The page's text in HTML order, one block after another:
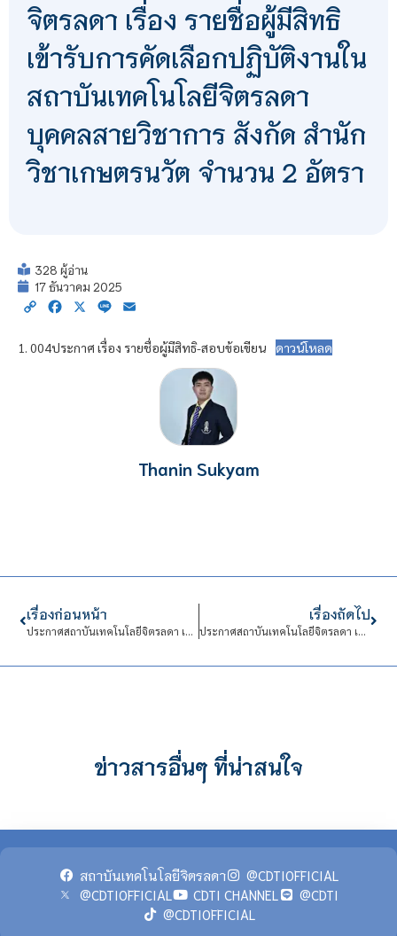
จิตรลดา เรื่อง รายชื่อผู้มีสิทธิ
เข้ารับการคัดเลือกปฏิบัติงานใน
สถาบันเทคโนโลยีจิตรลดา
บุคคลสายวิชาการ สังกัด สำนัก
วิชาเกษตรนวัต จำนวน 2 อัตรา
328 ผู้อ่าน
17 ธันวาคม 2025
Copy Facebook
X Line
1. 004ประกาศ เรื่อง รายชื่อผู้มีสิทธิ-สอบข้อเขียน ดาวน์โหลด
Thanin Sukyam
เรื่องก่อนหน้า
ประกาศสถาบันเทคโนโลยีจิตรลดา เรื่อง รับสมัครบุคคลเข้าปฏิบัติงานในสถาบันเทคโนโลยีจิตรลดา ตำแหน่งครูวิชาชีพ จำนวน 2 อัตรา
เรื่องถัดไป
ประกาศสถาบันเทคโนโลยีจิตรลดา เรื่อง ประกาศไม่มีผู้เข้ารับการประเมิน (สอบข้อเขียน) ในการคัดเลือกปฏิบัติงานในสถาบันเทคโนโลยีจิตรลดา สังกัด ศูนย์นวัตกิจ
ข่าวสารอื่นๆ ที่น่าสนใจ
สถาบันเทคโนโลยีจิตรลดา
@CDTIOFFICIAL
@CDTIOFFICIAL
CDTI CHANNEL
@CDTI
@CDTIOFFICIAL